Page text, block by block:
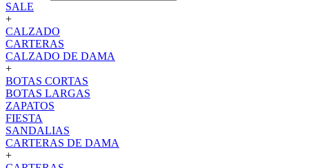
SALE
+
CALZADO
CARTERAS
CALZADO DE DAMA
+
BOTAS CORTAS
BOTAS LARGAS
ZAPATOS
FIESTA
SANDALIAS
CARTERAS DE DAMA
+